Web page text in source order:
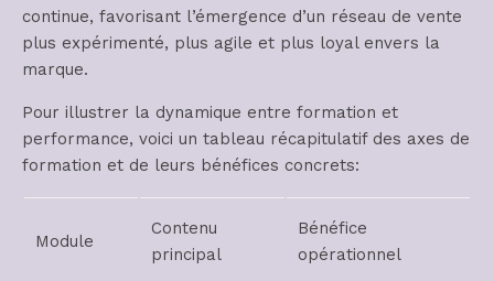
continue, favorisant l’émergence d’un réseau de vente
plus expérimenté, plus agile et plus loyal envers la
marque.
Pour illustrer la dynamique entre formation et
performance, voici un tableau récapitulatif des axes de
formation et de leurs bénéfices concrets:
Module
Contenu
principal
Bénéfice
opérationnel